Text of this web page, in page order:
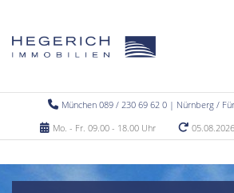
München 089 / 230 69 62 0 | Nürnberg /
Mo. - Fr. 09.00 - 18.00 Uhr
05.08.2026